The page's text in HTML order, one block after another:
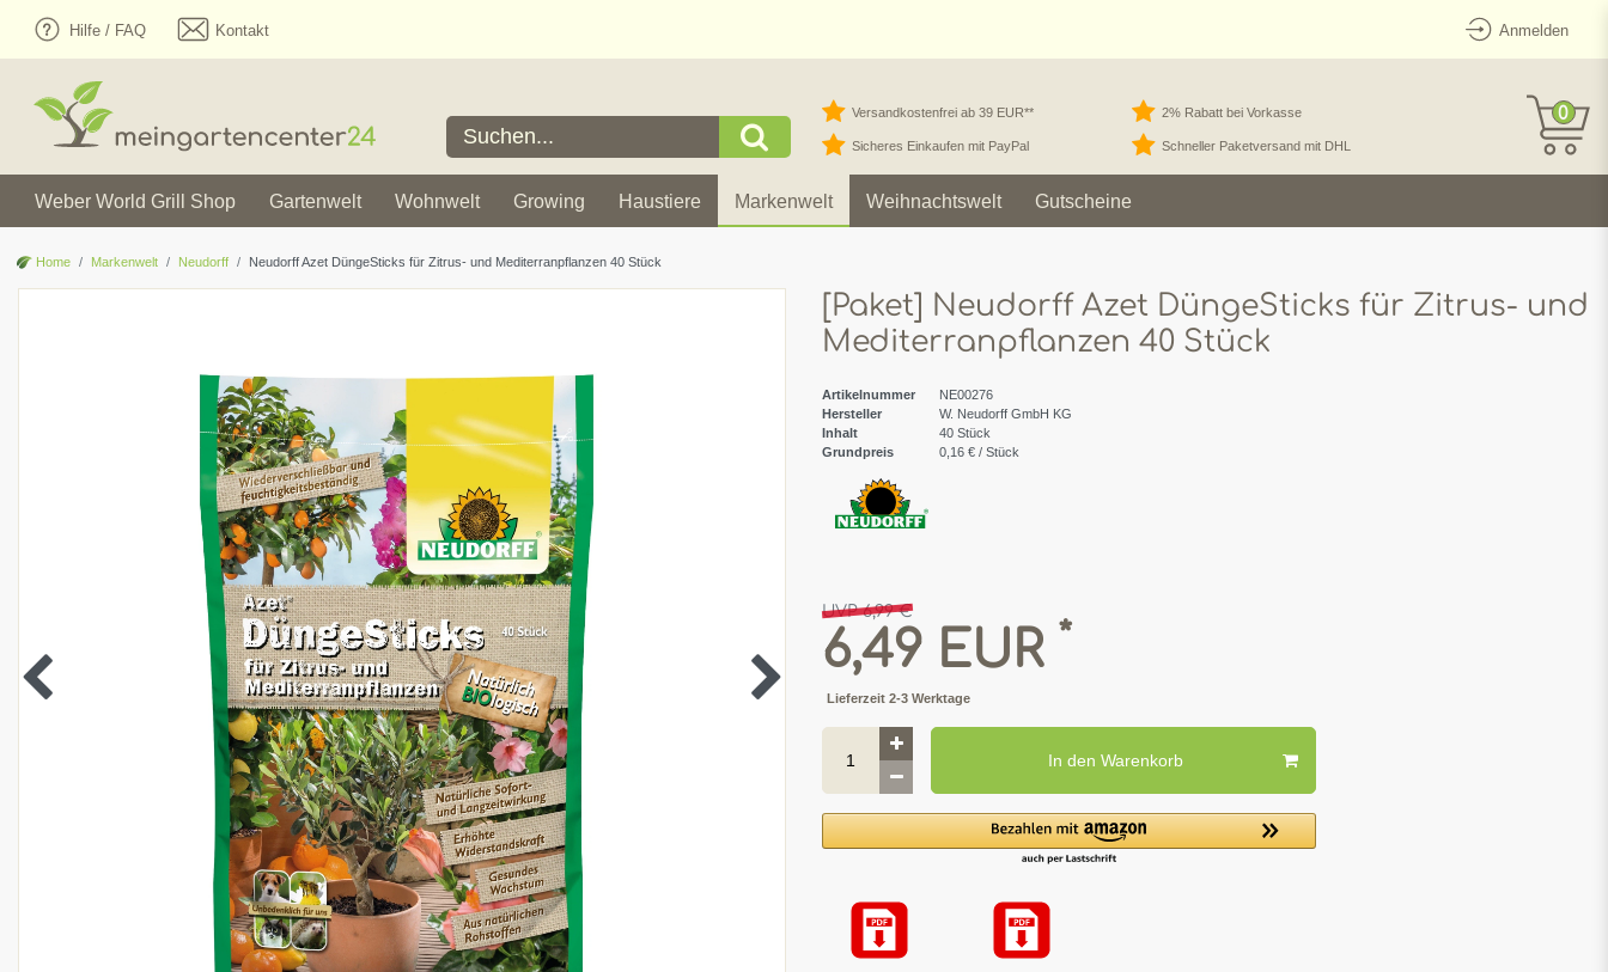
Hilfe / FAQ Kontakt Anmelden
Versandkostenfrei ab 39 EUR** 2% Rabatt bei Vorkasse
Sicheres Einkaufen mit PayPal Schneller Paketversand mit DHL
0
Weber World Grill Shop Gartenwelt Wohnwelt Growing Haustiere Markenwelt Weihnachtswelt Gutscheine
Home Markenwelt Neudorff Neudorff Azet DüngeSticks für Zitrus- und Mediterranpflanzen 40 Stück
[Paket] Neudorff Azet DüngeSticks für Zitrus- und
Mediterranpflanzen 40 Stück
Artikelnummer
NE00276
Hersteller
W. Neudorff GmbH KG
Inhalt
40 Stück
Grundpreis
0,16 € / Stück
UVP 6,99 €
6,49 EUR *
Lieferzeit 2-3 Werktage
In den Warenkorb